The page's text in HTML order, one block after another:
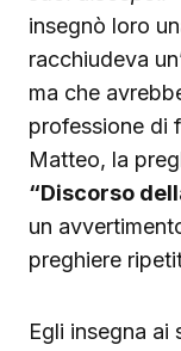
insegnò loro
racchiudeva
ma che
professione di
Matteo, la
“Discorso
un
preghiere
Egli insegna ai